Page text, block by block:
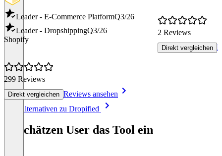
Leader - E-Commerce PlatformQ3/26
Leader - DropshippingQ3/26
Shopify
299 Reviews
Direkt vergleichen Reviews ansehen
2 Reviews
Direkt vergleichen
Alle Alternativen zu Dropified
So schätzen User das Tool ein